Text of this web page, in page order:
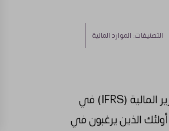
التصنيفات: الموارد المالية
ستساعد الدورة التدريبية الخاصة بالمعايير الدولية لإعداد التقارير المالية (IFRS) في
الذين يرغبون في